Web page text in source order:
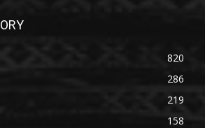
820
286
219
158